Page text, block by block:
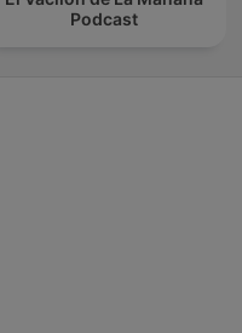
Podcast